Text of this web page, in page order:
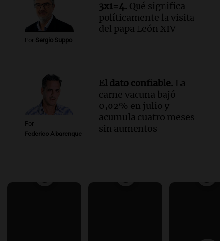
Por Sergio Suppo
3x1=4. Qué significa
políticamente la visita
del papa León XIV
Por
Federico Albarenque
El dato confiable. La
carne vacuna bajó
0,02% en julio y
acumula cuatro meses
sin aumentos